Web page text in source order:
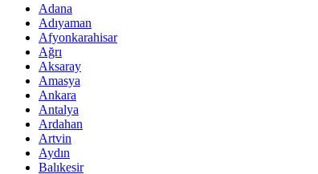
Adana
Adıyaman
Afyonkarahisar
Ağrı
Aksaray
Amasya
Ankara
Antalya
Ardahan
Artvin
Aydın
Balıkesir